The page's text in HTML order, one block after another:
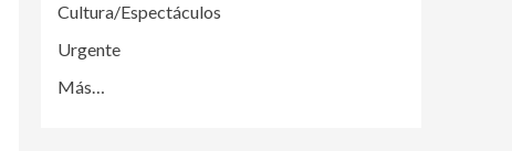
Cultura/Espectáculos
Urgente
Más…